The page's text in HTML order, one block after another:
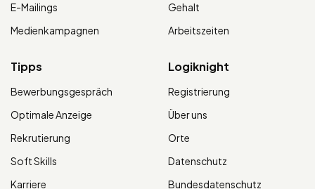
E-Mailings
Medienkampagnen
Gehalt
Arbeitszeiten
Tipps
Bewerbungsgespräch
Optimale Anzeige
Rekrutierung
Soft Skills
Karriere
Logiknight
Registrierung
Über uns
Orte
Datenschutz
Bundesdatenschutz